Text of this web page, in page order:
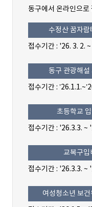
동구에서 온라인으로
수정산 꿈자람
접수기간 : '26. 3. 2.
동구 관광해설
접수기간 :
초등학교
접수기간 : '26.3.3. ~
교복구입
접수기간 : '26.3.3. ~
여성청소년 보